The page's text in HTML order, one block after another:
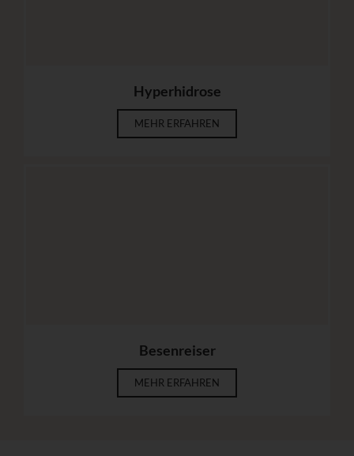
Hyperhidrose
MEHR ERFAHREN
Besenreiser
MEHR ERFAHREN